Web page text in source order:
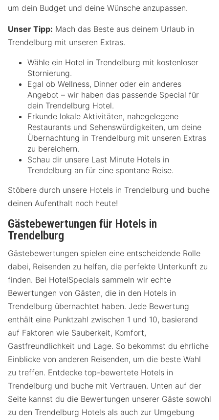
um dein Budget und deine Wünsche anzupassen.
Unser Tipp: Mach das Beste aus deinem Urlaub in
Trendelburg mit unseren Extras.
Wähle ein Hotel in Trendelburg mit kostenloser
Stornierung.
Egal ob Wellness, Dinner oder ein anderes
Angebot – wir haben das passende Special für
dein Trendelburg Hotel.
Erkunde lokale Aktivitäten, nahegelegene
Restaurants und Sehenswürdigkeiten, um deine
Übernachtung in Trendelburg mit unseren Extras
zu bereichern.
Schau dir unsere Last Minute Hotels in
Trendelburg an für eine spontane Reise.
Stöbere durch unsere Hotels in Trendelburg und buche
deinen Aufenthalt noch heute!
Gästebewertungen für Hotels in
Trendelburg
Gästebewertungen spielen eine entscheidende Rolle
dabei, Reisenden zu helfen, die perfekte Unterkunft zu
finden. Bei HotelSpecials sammeln wir echte
Bewertungen von Gästen, die in den Hotels in
Trendelburg übernachtet haben. Jede Bewertung
enthält eine Punktzahl zwischen 1 und 10, basierend
auf Faktoren wie Sauberkeit, Komfort,
Gastfreundlichkeit und Lage. So bekommst du ehrliche
Einblicke von anderen Reisenden, um die beste Wahl
zu treffen. Entdecke top-bewertete Hotels in
Trendelburg und buche mit Vertrauen. Unten auf der
Seite kannst du die Bewertungen unserer Gäste sowohl
zu den Trendelburg Hotels als auch zur Umgebung